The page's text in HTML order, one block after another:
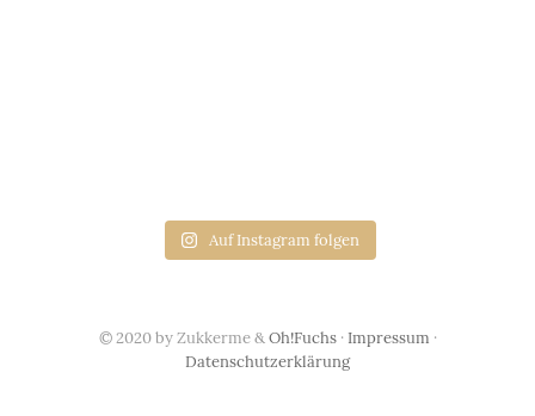
Auf Instagram folgen
© 2020 by Zukkerme &Oh!Fuchs· Impressum ·
Datenschutzerklärung